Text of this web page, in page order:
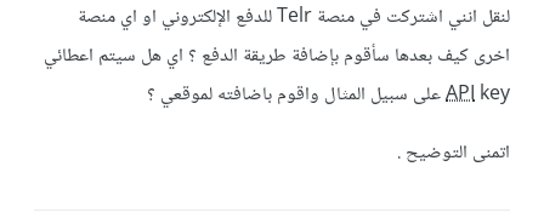
لنقل انني اشتركت في منصة Telr للدفع الإلكتروني او اي منصة
اخرى كيف بعدها سأقوم بإضافة طريقة الدفع ؟ اي هل سيتم اعطائي
APIkey على سبيل المثال واقوم باضافته لموقعي ؟
اتمنى التوضيح .